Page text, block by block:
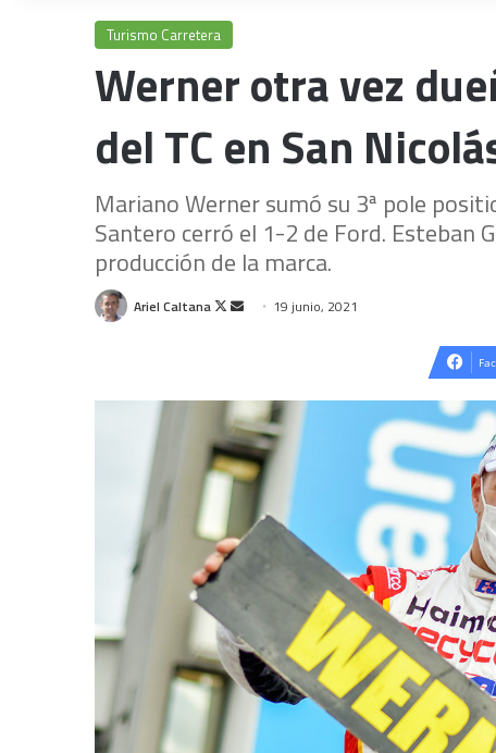
Turismo Carretera
Werner otra vez
del TC en San
Mariano Werner sumó su 3ª pole
Santero cerró el 1-2 de Ford. Esteban
producción de la marca.
Ariel Caltana
Follow
Send 19 junio, 2021